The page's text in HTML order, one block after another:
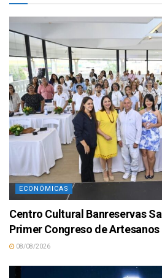
ECONÓMICAS
Centro Cultural Banreservas
Primer Congreso de
08/08/2026